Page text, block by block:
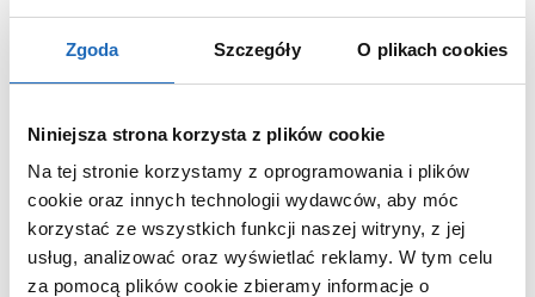
Zgoda Szczegóły O plikach cookies
Niniejsza strona korzysta z plików cookie
Na tej stronie korzystamy z oprogramowania i plików
cookie oraz innych technologii wydawców, aby móc
korzystać ze wszystkich funkcji naszej witryny, z jej
usług, analizować oraz wyświetlać reklamy. W tym celu
za pomocą plików cookie zbieramy informacje o
Wymiary z
opakowaniem
8 x 7 x 7 cm
WARTO DOKUPIĆ